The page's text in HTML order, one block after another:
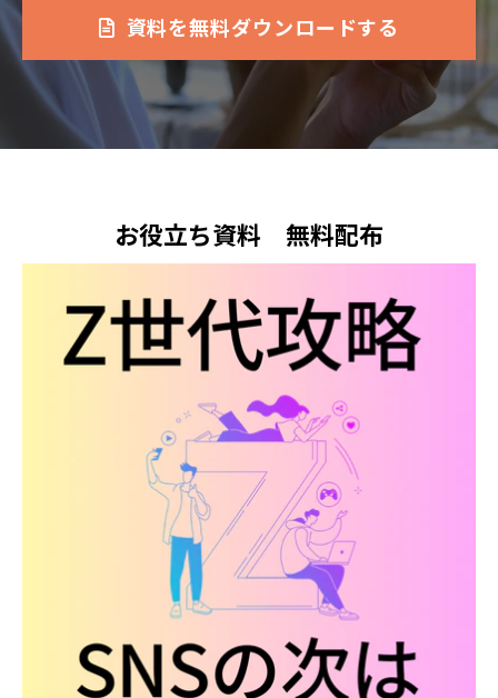
資料を無料ダウンロードする
お役立ち資料　無料配布